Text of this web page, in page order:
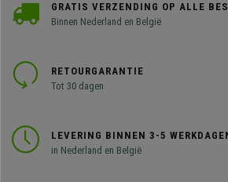
GRATIS VERZENDING OP ALLE
Binnen Nederland en België
RETOURGARANTIE
Tot 30 dagen
LEVERING BINNEN 3-5
in Nederland en België